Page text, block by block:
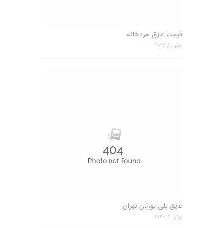
قیمت عایق سردخانه
ژوئن 8, 2026
عایق پلی یورتان تهران
ژوئن 5, 2026